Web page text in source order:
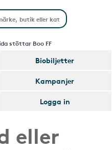
stöttar Boo FF
Biobiljetter
Kampanjer
Logga in
eller